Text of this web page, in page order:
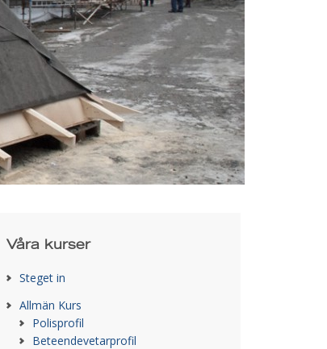
Våra kurser
Steget in
Allmän Kurs
Polisprofil
Beteendevetarprofil